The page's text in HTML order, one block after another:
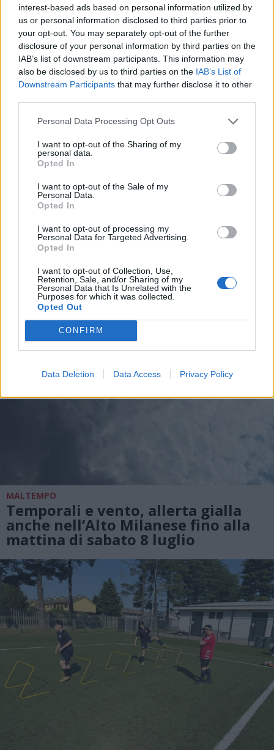
interest-based ads based on personal information utilized by
us or personal information disclosed to third parties prior to
your opt-out. You may separately opt-out of the further
disclosure of your personal information by third parties on the
IAB’s list of downstream participants. This information may
also be disclosed by us to third parties on the IAB’s List of
Downstream Participants that may further disclose it to other
Personal Data Processing Opt Outs
I want to opt-out of the Sharing of my
personal data.
Opted In
I want to opt-out of the Sale of my
Personal Data.
Opted In
I want to opt-out of processing my
Personal Data for Targeted Advertising.
Opted In
I want to opt-out of Collection, Use,
Retention, Sale, and/or Sharing of my
Personal Data that Is Unrelated with the
Purposes for which it was collected.
Opted Out
CONFIRM
Data Deletion Data Access Privacy Policy
L'email è richiesta ma non verrà mostrata ai visitatori. Il contenuto di questo
commento esprime il pensiero dell'autore e non rappresenta la linea editoriale
di VareseNews.it, che rimane autonoma e indipendente. I messaggi inclusi nei
commenti non sono testi giornalistici, ma post inviati dai singoli lettori che
possono essere automaticamente pubblicati senza filtro preventivo. I commenti
che includano uno o più link a siti esterni verranno rimossi in automatico dal
sistema.
ALTRE NOTIZIE DI LEGNANO
MALTEMPO
Temporali e vento, allerta gialla
anche nell’Alto Milanese fino alla
mattina di sabato 8 luglio